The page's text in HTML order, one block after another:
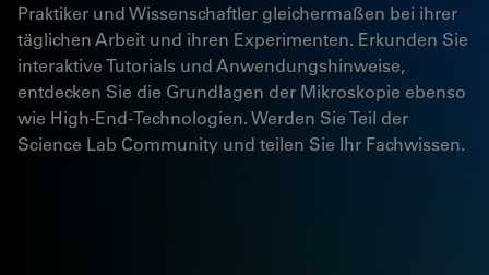
Praktiker und Wissenschaftler gleichermaßen bei ihrer
täglichen Arbeit und ihren Experimenten. Erkunden Sie
interaktive Tutorials und Anwendungshinweise,
entdecken Sie die Grundlagen der Mikroskopie ebenso
wie High-End-Technologien. Werden Sie Teil der
Science Lab Community und teilen Sie Ihr Fachwissen.